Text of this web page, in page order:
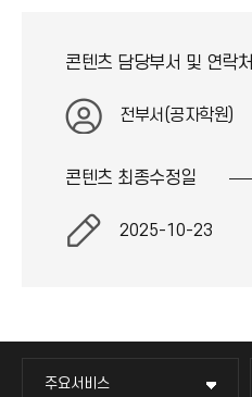
콘텐츠 담당부서 및 연락처
전부서(공자학원)
콘텐츠 최종수정일
2025-10-23
주요서비스